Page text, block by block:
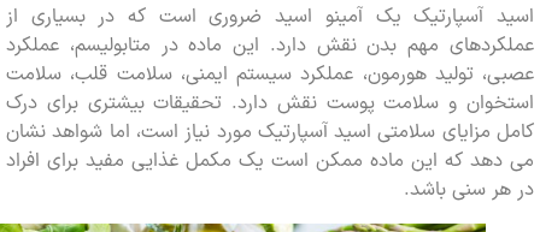
آسپارتیک یک آمینو اسید ضروری است که در بسیاری از
مهم بدن نقش دارد. این ماده در متابولیسم، عملکرد
تولید هورمون، عملکرد سیستم ایمنی، سلامت قلب، سلامت
و سلامت پوست نقش دارد. تحقیقات بیشتری برای درک
سلامتی اسید آسپارتیک مورد نیاز است، اما شواهد نشان
که این ماده ممکن است یک مکمل غذایی مفید برای افراد
سنی باشد.